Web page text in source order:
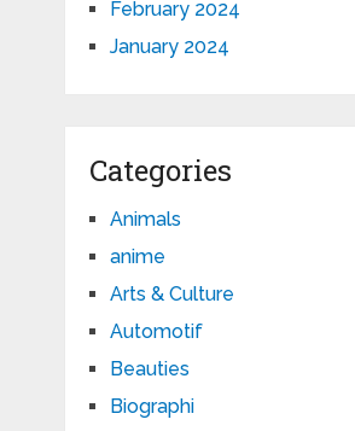
February 2024
January 2024
Categories
Animals
anime
Arts & Culture
Automotif
Beauties
Biographi